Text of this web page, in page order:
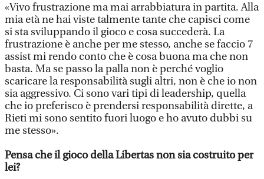
«Vivo frustrazione ma mai arrabbiatura in partita. Alla
mia età ne hai viste talmente tante che capisci come
si sta sviluppando il gioco e cosa succederà. La
frustrazione è anche per me stesso, anche se faccio 7
assist mi rendo conto che è cosa buona ma che non
basta. Ma se passo la palla non è perché voglio
scaricare la responsabilità sugli altri, non è che io non
sia aggressivo. Ci sono vari tipi di leadership, quella
che io preferisco è prendersi responsabilità dirette, a
Rieti mi sono sentito fuori luogo e ho avuto dubbi su
me stesso».
Pensa che il gioco della Libertas non sia costruito per
lei?